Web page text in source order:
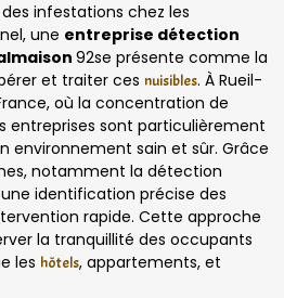
infestations chez les
une entreprise détection
92se présente comme la
et traiter ces nuisibles. À Rueil-
où la concentration de
entreprises sont particulièrement
environnement sain et sûr. Grâce
notamment la détection
identification précise des
rapide. Cette approche
la tranquillité des occupants
les hôtels, appartements, et